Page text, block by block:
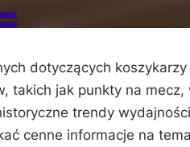
dotyczących
takich jak punkty na
trendy
cenne informacje na